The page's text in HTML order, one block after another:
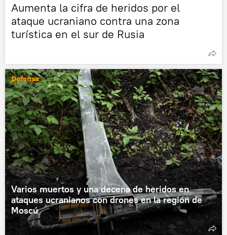
Aumenta la cifra de heridos por el
ataque ucraniano contra una zona
turística en el sur de Rusia
Defensa
Varios muertos y una decena de heridos en
ataques ucranianos con drones en la región de
Moscú